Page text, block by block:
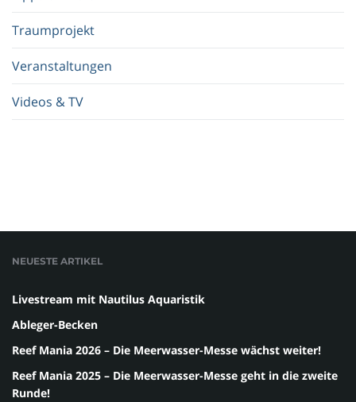
Traumprojekt
Veranstaltungen
Videos & TV
NEUESTE ARTIKEL
Livestream mit Nautilus Aquaristik
Ableger-Becken
Reef Mania 2026 – Die Meerwasser-Messe wächst weiter!
Reef Mania 2025 – Die Meerwasser-Messe geht in die zweite
Runde!